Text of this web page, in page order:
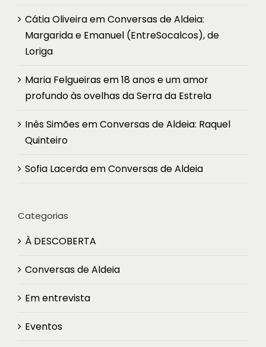
Cátia OliveiraemConversas de Aldeia:
Margarida e Emanuel (EntreSocalcos), de
Loriga
Maria Felgueirasem18 anos e um amor
profundo às ovelhas da Serra da Estrela
Inês SimõesemConversas de Aldeia: Raquel
Quinteiro
Sofia LacerdaemConversas de Aldeia
Categorias
À DESCOBERTA
Conversas de Aldeia
Em entrevista
Eventos